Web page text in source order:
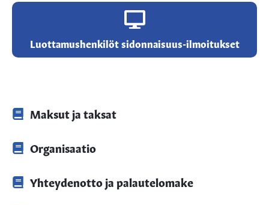
Luottamushenkilöt sidonnaisuus-ilmoitukset
Maksut ja taksat
Organisaatio
Yhteydenotto ja palautelomake